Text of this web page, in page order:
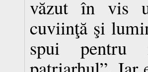
văzut în vis
cuviinţă şi
spui pentru